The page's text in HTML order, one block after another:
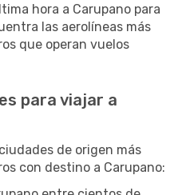
hora a Carupano para
las aerolíneas más
que operan vuelos
para viajar a
de origen más
con destino a Carupano: